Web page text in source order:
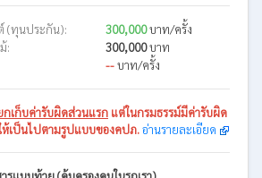
(ทุนประกัน): 300,000บาท/ครั้ง
:
300,000บาท
--บาท/ครั้ง
กเก็บค่ารับผิดส่วนแรก แต่ในกรมธรรม์มีค่ารับผิด
ห้เป็นไปตามรูปแบบของคปภ.อ่านรายละเอียด